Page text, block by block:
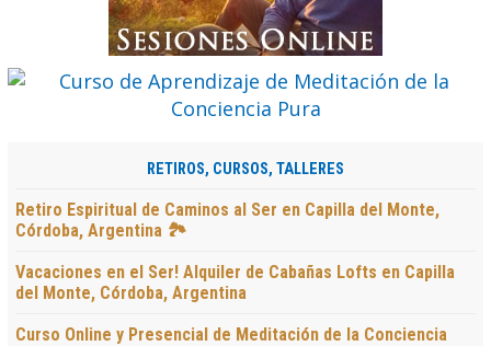
RETIROS, CURSOS, TALLERES
Retiro Espiritual de Caminos al Ser en Capilla del Monte,
Córdoba, Argentina 🏞️
Vacaciones en el Ser! Alquiler de Cabañas Lofts en Capilla
del Monte, Córdoba, Argentina
Curso Online y Presencial de Meditación de la Conciencia